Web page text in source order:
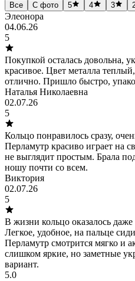
Все С фото 5 4 3
Элеонора
04.06.26
5
Покупкой осталась довольна,
красивое. Цвет металла
отлично. Пришло быстро,
Наталья Николаевна
02.07.26
5
Кольцо понравилось сразу,
Перламутр красиво играет на
не выглядит простым. Брала
ношу почти со всем.
Виктория
02.07.26
5
В жизни кольцо оказалось
Легкое, удобное, на пальце
Перламутр смотрится мягко и
слишком яркие, но заметные
вариант.
5.0